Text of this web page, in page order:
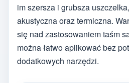
im szersza i grubsza
akustyczna oraz termiczna.
się nad zastosowaniem taśm
można łatwo aplikować bez
dodatkowych narzędzi.